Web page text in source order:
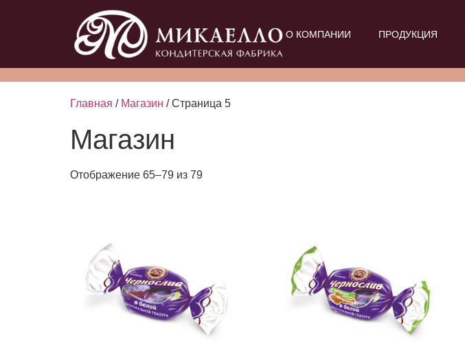
О КОМПАНИИ ПРОДУКЦИЯ
Главная / Магазин / Страница 5
Магазин
Отображение 65–79 из 79